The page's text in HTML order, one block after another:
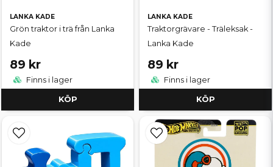
LANKA KADE
Grön traktor i trä från Lanka
Kade
89 kr
Finns i lager
KÖP
LANKA KADE
Traktorgrävare - Träleksak -
Lanka Kade
89 kr
Finns i lager
KÖP